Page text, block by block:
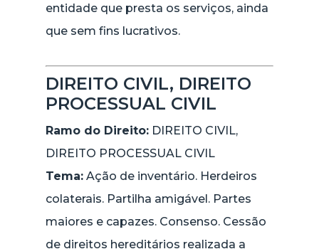
entidade que presta os serviços, ainda
que sem fins lucrativos.
DIREITO CIVIL, DIREITO
PROCESSUAL CIVIL
Ramo do Direito: DIREITO CIVIL,
DIREITO PROCESSUAL CIVIL
Tema: Ação de inventário. Herdeiros
colaterais. Partilha amigável. Partes
maiores e capazes. Consenso. Cessão
de direitos hereditários realizada a